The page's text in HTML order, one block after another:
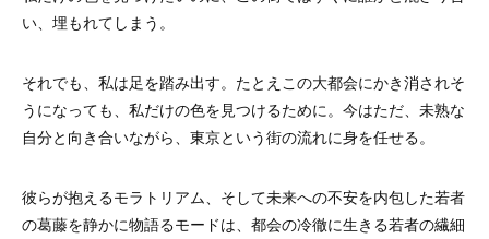
い、埋もれてしまう。
それでも、私は足を踏み出す。たとえこの大都会にかき消されそ
うになっても、私だけの色を見つけるために。今はただ、未熟な
自分と向き合いながら、東京という街の流れに身を任せる。
彼らが抱えるモラトリアム、そして未来への不安を内包した若者
の葛藤を静かに物語るモードは、都会の冷徹に生きる若者の繊細